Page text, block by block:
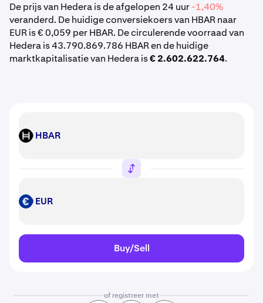
De prijs van Hedera is de afgelopen 24 uur-1,40%
veranderd. De huidige conversiekoers van HBAR naar
EUR is € 0,059 per HBAR. De circulerende voorraad van
Hedera is 43.790.869.786 HBAR en de huidige
marktkapitalisatie van Hedera is€ 2.602.622.764.
HBAR HBAR
EUR EUR
Buy/Sell
of registreer met